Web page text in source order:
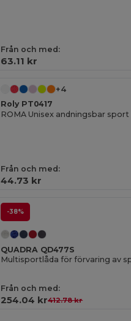
Från och med:
63.11 kr
+4
Roly PT0417
ROMA Unisex andningsbar sport
Från och med:
44.73 kr
-38%
QUADRA QD477S
Från och med:
254.04 kr412.78 kr